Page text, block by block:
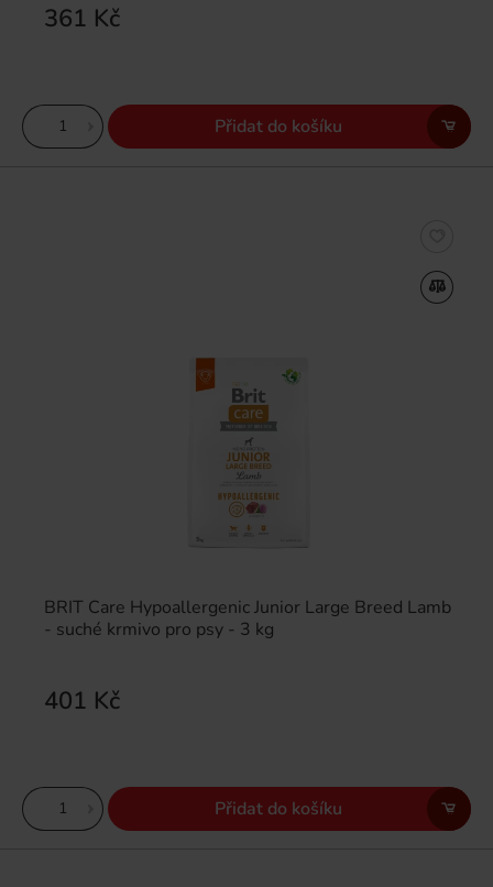
361 Kč
Přidat do košíku
BRIT Care Hypoallergenic Junior Large Breed Lamb
- suché krmivo pro psy - 3 kg
401 Kč
Přidat do košíku